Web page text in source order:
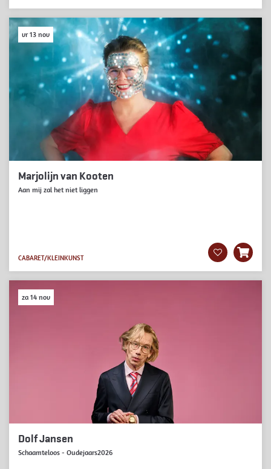
Marjolijn van Kooten
Aan mij zal het niet liggen
vr 13 nov
CABARET/KLEINKUNST
Dolf Jansen
Schaamteloos - Oudejaars2026
za 14 nov